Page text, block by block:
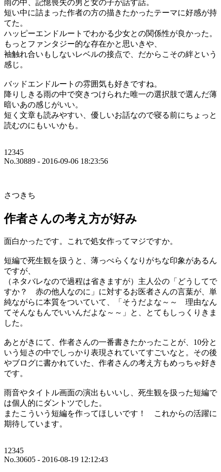
雨の中、記憶喪失の男と女の子が話す話。
短い中に詰まった作者の方の描きたかったテーマに好感が持
てた。
ハッピーエンドルートでわかる少女との関係性が良かった。
もっとファンタジー的な存在かと思いきや、
袖触れ合いもしないレベルの接点で、だからこその絆という
感じ。
バッドエンドルートの雰囲気も好きですね。
降りしきる雨の中で突きつけられた唯一の選択肢で選んだ薄
暗いあの感じがいい。
短く文章も読みやすい、優しいお話なので寝る前にちょっと
読むのにもいいかも。
12345
No.30889 - 2016-09-06 18:23:56
さつきち
作者さんの考え方が好み
面白かったです。これで処女作ってマジですか。
短編で死生観を扱うと、薄っぺらくなりがちな印象があるん
ですが、
（ネタバレなので過程は省きますが）主人公の「どうしてで
すか？ 赤の他人なのに」に対するお医者さんの言葉が、単
純ながらに本質をついていて、「そうだよな～～ 理由なん
てそんなもんでいいんだよな～～」と、とてもしっくりきま
した。
あとがきにて、作者さんの一番書きたかったことが、10分と
いう短さの中でしっかり表現されていてすごいなと。その後
やブログに書かれていた、作者さんの考え方もめっちゃ好き
です。
雨音やタイトル画面の演出もいいし、死生観を扱った短編で
は個人的にダントツでした。
またこういう短編を作ってほしいです！ これからの活躍に
期待しています。
12345
No.30605 - 2016-08-19 12:12:43